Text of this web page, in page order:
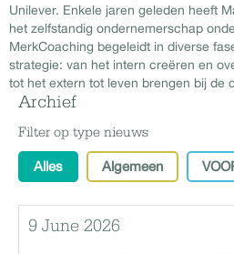
Unilever. Enkele jaren geleden heeft
het zelfstandig ondernemerschap
MerkCoaching begeleidt in diverse
strategie: van het intern creëren en
tot het extern tot leven brengen bij de
Archief
Filter op type nieuws
Alles Algemeen
9 June 2026